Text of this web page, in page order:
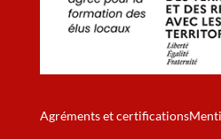
Agréments et certifications